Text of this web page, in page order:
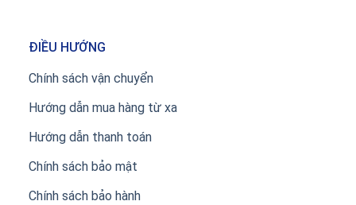
ĐIỀU HƯỚNG
Chính sách vận chuyển
Hướng dẫn mua hàng từ xa
Hướng dẫn thanh toán
Chính sách bảo mật
Chính sách bảo hành